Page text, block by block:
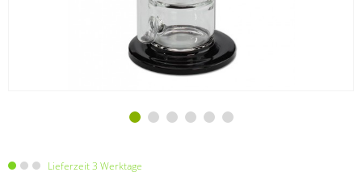
Lieferzeit 3 Werktage